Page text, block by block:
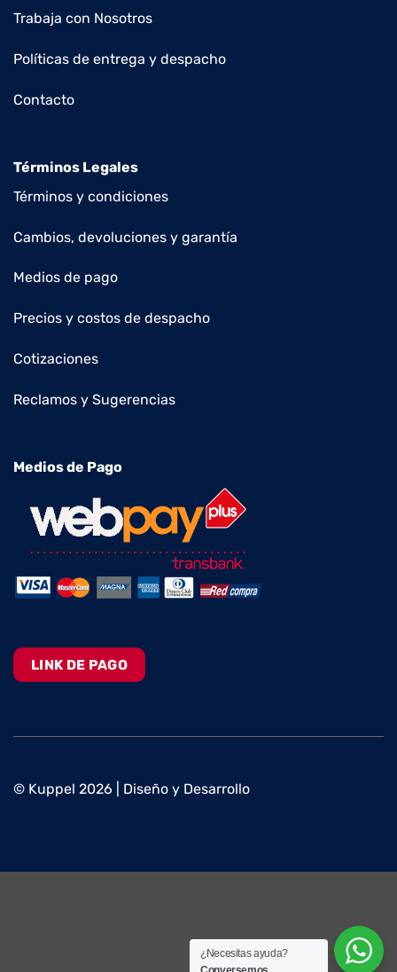
Trabaja con Nosotros
Políticas de entrega y despacho
Contacto
Términos Legales
Términos y condiciones
Cambios, devoluciones y garantía
Medios de pago
Precios y costos de despacho
Cotizaciones
Reclamos y Sugerencias
Medios de Pago
LINK DE PAGO
© Kuppel 2026 | Diseño y Desarrollo
¿Necesitas ayuda?